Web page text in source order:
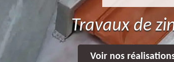
Travaux de
Voir nos